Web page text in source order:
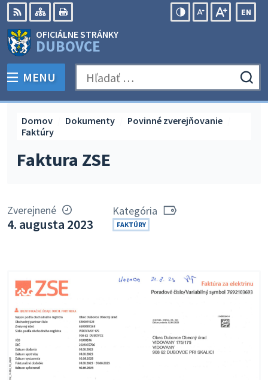
Preskočiť
na
obsah
RSS Mapa
EN
OFICIÁLNE STRÁNKY
DUBOVCE
PREPNÚŤ
MENU Hľadať:
Faktura ZSE
Domov Dokumenty
Povinné zverejňovanie
Faktúry
Zverejnené
4. augusta 2023
Kategória
FAKTÚRY